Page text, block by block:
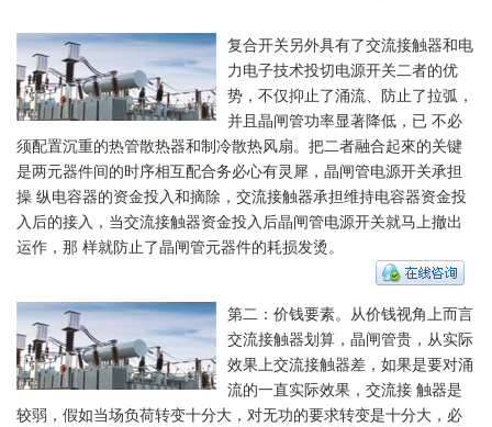
快速响应及动态补偿的功能。
复合开关另外具有了交流接触器和电
力电子技术投切电源开关二者的优
势，不仅抑止了涌流、防止了拉弧，
并且晶闸管功率显著降低，已 不必
须配置沉重的热管散热器和制冷散热风扇。把二者融合起來的关键
是两元器件间的时序相互配合务必心有灵犀，晶闸管电源开关承担
操 纵电容器的资金投入和摘除，交流接触器承担维持电容器资金投
入后的接入，当交流接触器资金投入后晶闸管电源开关就马上撤出
运作，那 样就防止了晶闸管元器件的耗损发烫。
第二：价钱要素。从价钱视角上而言
交流接触器划算，晶闸管贵，从实际
效果上交流接触器差，如果是要对涌
流的一直实际效果，交流接 触器是
较弱，假如当场负荷转变十分大，对无功的要求转变是十分大，必